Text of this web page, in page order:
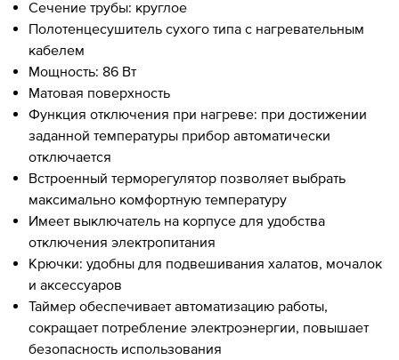
Сечение трубы: круглое
Полотенцесушитель сухого типа с нагревательным
кабелем
Мощность: 86 Вт
Матовая поверхность
Функция отключения при нагреве: при достижении
заданной температуры прибор автоматически
отключается
Встроенный терморегулятор позволяет выбрать
максимально комфортную температуру
Имеет выключатель на корпусе для удобства
отключения электропитания
Крючки: удобны для подвешивания халатов, мочалок
и аксессуаров
Таймер обеспечивает автоматизацию работы,
сокращает потребление электроэнергии, повышает
безопасность использования